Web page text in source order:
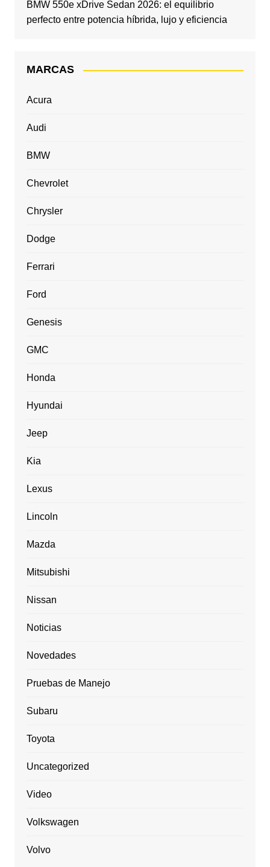
BMW 550e xDrive Sedan 2026: el equilibrio
perfecto entre potencia híbrida, lujo y eficiencia
MARCAS
Acura
Audi
BMW
Chevrolet
Chrysler
Dodge
Ferrari
Ford
Genesis
GMC
Honda
Hyundai
Jeep
Kia
Lexus
Lincoln
Mazda
Mitsubishi
Nissan
Noticias
Novedades
Pruebas de Manejo
Subaru
Toyota
Uncategorized
Video
Volkswagen
Volvo